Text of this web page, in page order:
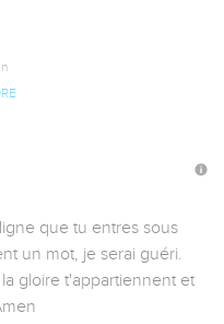
que tu entres sous
un mot, je serai guéri.
gloire t'appartiennent et